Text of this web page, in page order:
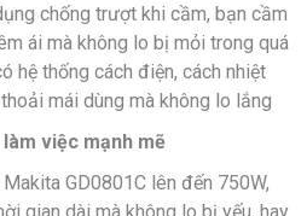
chống trượt khi cầm, bạn cầm
ái mà không lo bị mỏi trong quá
hệ thống cách điện, cách nhiệt
mái dùng mà không lo lắng
việc mạnh mẽ
GD0801C lên đến 750W,